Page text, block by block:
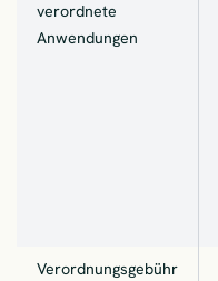
verordnete
Anwendungen
Verordnungsgebühr